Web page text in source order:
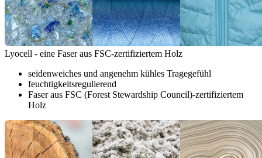
Lyocell - eine Faser aus FSC-zertifiziertem Holz
seidenweiches und angenehm kühles Tragegefühl
feuchtigkeitsregulierend
Faser aus FSC (Forest Stewardship Council)-zertifiziertem
Holz